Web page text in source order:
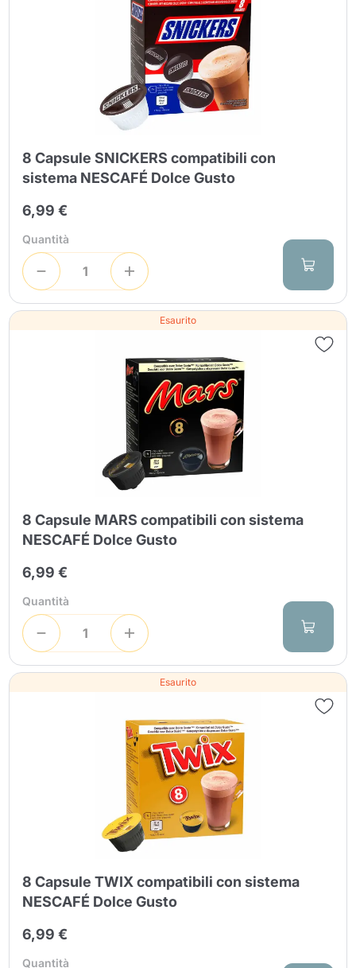
8 Capsule SNICKERS compatibili con
sistema NESCAFÉ Dolce Gusto
6,99 €
Quantità
Esaurito
8 Capsule MARS compatibili con sistema
NESCAFÉ Dolce Gusto
6,99 €
Quantità
Esaurito
8 Capsule TWIX compatibili con sistema
NESCAFÉ Dolce Gusto
6,99 €
Quantità